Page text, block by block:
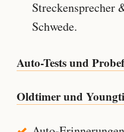
Streckensprecher
Schwede.
Auto-Tests und
Oldtimer und